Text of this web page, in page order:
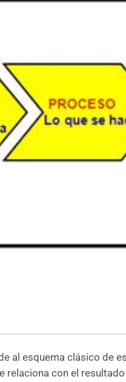
al esquema clásico de
relaciona con el